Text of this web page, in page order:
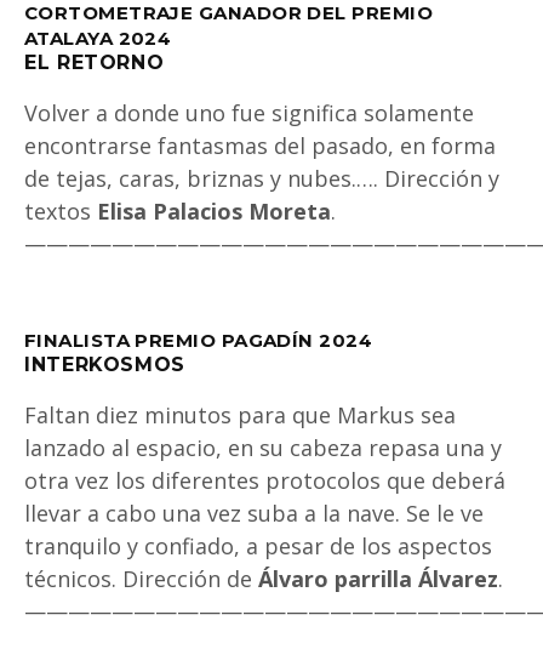
CORTOMETRAJE GANADOR DEL PREMIO
ATALAYA 2024
EL RETORNO
Volver a donde uno fue significa solamente
encontrarse fantasmas del pasado, en forma
de tejas, caras, briznas y nubes.…. Dirección y
textos Elisa Palacios Moreta.
FINALISTA PREMIO PAGADÍN 2024
INTERKOSMOS
Faltan diez minutos para que Markus sea
lanzado al espacio, en su cabeza repasa una y
otra vez los diferentes protocolos que deberá
llevar a cabo una vez suba a la nave. Se le ve
tranquilo y confiado, a pesar de los aspectos
técnicos. Dirección de Álvaro parrilla Álvarez.